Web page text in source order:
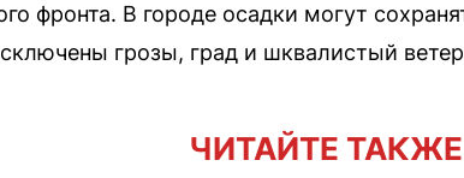
фронта. В городе осадки могут
грозы, град и шквалистый
ЧИТАЙТЕ ТАКЖЕ